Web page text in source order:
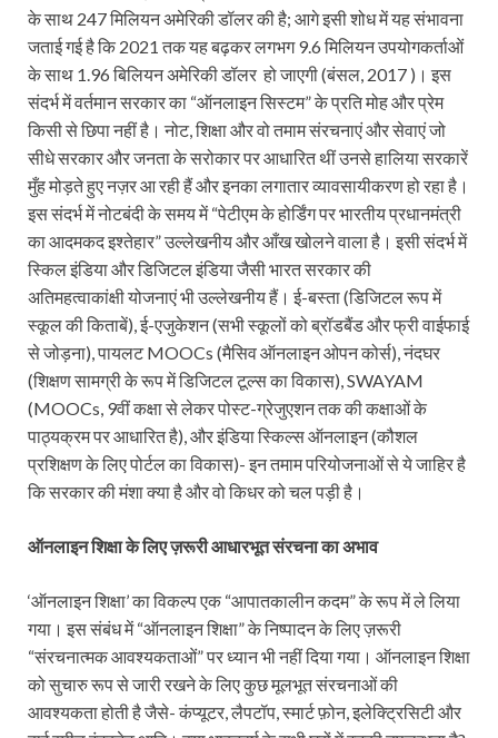
के साथ 247 मिलियन अमेरिकी डॉलर की है; आगे इसी शोध में यह संभावना
जताई गई है कि 2021 तक यह बढ़कर लगभग 9.6 मिलियन उपयोगकर्ताओं
के साथ 1.96 बिलियन अमेरिकी डॉलर हो जाएगी (बंसल, 2017 )। इस
संदर्भ में वर्तमान सरकार का “ऑनलाइन सिस्टम” के प्रति मोह और प्रेम
किसी से छिपा नहीं है। नोट, शिक्षा और वो तमाम संरचनाएं और सेवाएं जो
सीधे सरकार और जनता के सरोकार पर आधारित थीं उनसे हालिया सरकारें
मुँह मोड़ते हुए नज़र आ रही हैं और इनका लगातार व्यावसायीकरण हो रहा है।
इस संदर्भ में नोटबंदी के समय में “पेटीएम के होर्डिंग पर भारतीय प्रधानमंत्री
का आदमकद इश्तेहार” उल्लेखनीय और आँख खोलने वाला है। इसी संदर्भ में
स्किल इंडिया और डिजिटल इंडिया जैसी भारत सरकार की
अतिमहत्वाकांक्षी योजनाएं भी उल्लेखनीय हैं। ई-बस्ता (डिजिटल रूप में
स्कूल की किताबें), ई-एजुकेशन (सभी स्कूलों को ब्रॉडबैंड और फ्री वाईफाई
से जोड़ना), पायलट MOOCs (मैसिव ऑनलाइन ओपन कोर्स), नंदघर
(शिक्षण सामग्री के रूप में डिजिटल टूल्स का विकास), SWAYAM
(MOOCs, 9वीं कक्षा से लेकर पोस्ट-ग्रेजुएशन तक की कक्षाओं के
पाठ्यक्रम पर आधारित है), और इंडिया स्किल्स ऑनलाइन (कौशल
प्रशिक्षण के लिए पोर्टल का विकास)- इन तमाम परियोजनाओं से ये जाहिर है
कि सरकार की मंशा क्या है और वो किधर को चल पड़ी है।
ऑनलाइन शिक्षा के लिए ज़रूरी आधारभूत संरचना का अभाव
‘ऑनलाइन शिक्षा’ का विकल्प एक “आपातकालीन कदम” के रूप में ले लिया
गया। इस संबंध में “ऑनलाइन शिक्षा” के निष्पादन के लिए ज़रूरी
“संरचनात्मक आवश्यकताओं” पर ध्यान भी नहीं दिया गया। ऑनलाइन शिक्षा
को सुचारु रूप से जारी रखने के लिए कुछ मूलभूत संरचनाओं की
आवश्यकता होती है जैसे- कंप्यूटर, लैपटॉप, स्मार्ट फ़ोन, इलेक्ट्रिसिटी और